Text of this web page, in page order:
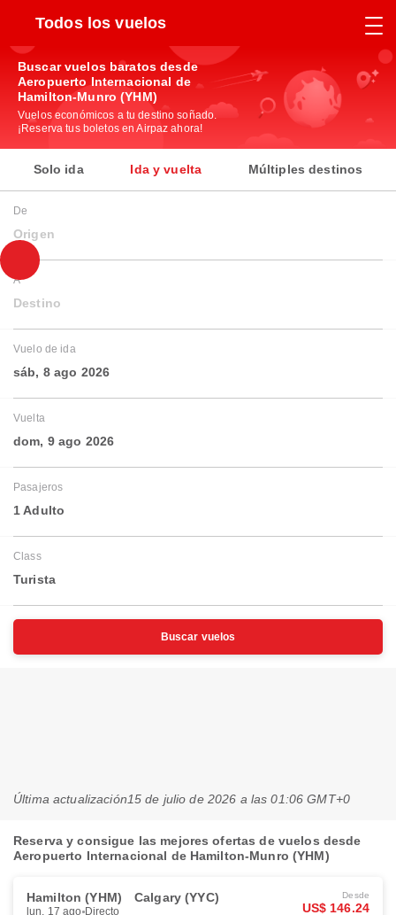
Todos los vuelos
Buscar vuelos baratos desde
Aeropuerto Internacional de
Hamilton-Munro (YHM)
Vuelos económicos a tu destino soñado.
¡Reserva tus boletos en Airpaz ahora!
Solo ida Ida y vuelta Múltiples destinos
De
Origen
A
Destino
Vuelo de ida
sáb, 8 ago 2026
Vuelta
dom, 9 ago 2026
Pasajeros
1 Adulto
Class
Turista
Buscar vuelos
Última actualización15 de julio de 2026 a las 01:06 GMT+0
Reserva y consigue las mejores ofertas de vuelos desde
Aeropuerto Internacional de Hamilton-Munro (YHM)
Hamilton (YHM) Calgary (YYC)
lun, 17 ago Directo
Desde
US$ 146.24